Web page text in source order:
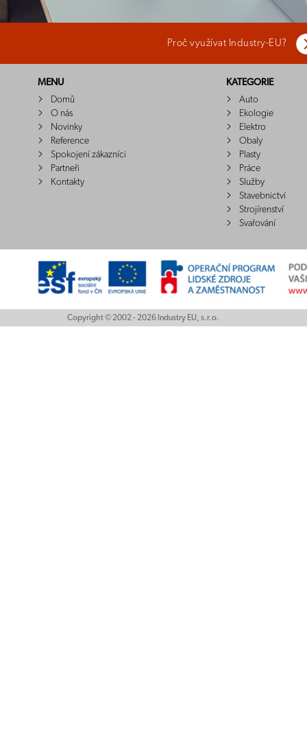
Proč využívat Industry-EU?
MENU
Domů
O nás
Novinky
Reference
Spokojení zákazníci
Partneři
Kontakty
KATEGORIE
Auto
Ekologie
Elektro
Obaly
Plasty
Práce
Služby
Stavebnictví
Strojírenství
Svařování
Copyright © 2002 - 2026 Industry EU, s.r.o.